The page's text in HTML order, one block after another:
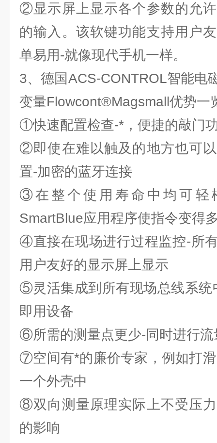
②显示屏上显示各个参数的允
的输入。该软键功能支持用户
单易用-就像现代手机一样。
3、德国ACS-CONTROL智能电
变量Flowcont®Magsmall优势一
①快速配置检查-*，便捷的敲门
②即使在难以触及的地方也可
置-加密的蓝牙连接
③在整个使用寿命中均可轻
SmartBlue应用程序使指令变得
④直接在现场进行过程监控-所
用户友好的显示屏上显示
⑤灵活集成到所有现场总线系统
即用设备
⑥所需的测量点更少-同时进行流
⑦空间有*的廉价专家，例如打
一个外壳中
⑧双向测量原理实际上不受压
的影响